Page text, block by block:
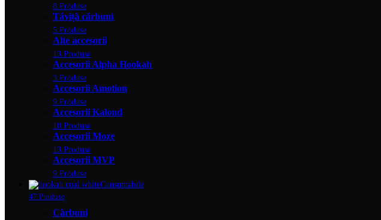
8 Produse
Tăviță cărbuni
5 Produse
Alte accesorii
13 Produse
Accesorii Alpha Hookah
3 Produse
Accesorii Amotion
9 Produse
Accesorii Kaloud
10 Produse
Accesorii Moze
13 Produse
Accesorii MVP
9 Produse
Consumabile
47 Produse
Cărbuni